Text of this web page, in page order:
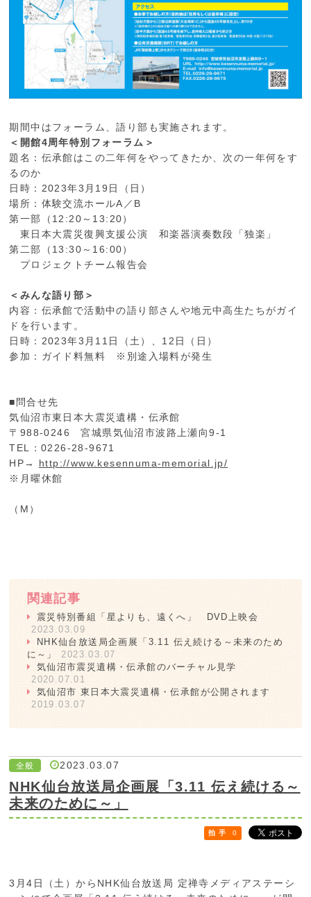
期間中はフォーラム、語り部も実施されます。
＜開館4周年特別フォーラム＞
題名：伝承館はこの二年何をやってきたか、次の一年何をす
るのか
日時：2023年3月19日（日）
場所：体験交流ホールA／B
第一部（12:20～13:20）
東日本大震災復興支援公演 和楽器演奏数段「独楽」
第二部（13:30～16:00）
プロジェクトチーム報告会
＜みんな語り部＞
内容：伝承館で活動中の語り部さんや地元中高生たちがガイ
ドを行います。
日時：2023年3月11日（土）、12日（日）
参加：ガイド料無料 ※別途入場料が発生
■問合せ先
気仙沼市東日本大震災遺構・伝承館
〒988-0246 宮城県気仙沼市波路上瀬向9-1
TEL：0226-28-9671
HP→ http://www.kesennuma-memorial.jp/
※月曜休館
（M）
関連記事
震災特別番組「星よりも、遠くへ」 DVD上映会
2023.03.09
NHK仙台放送局企画展「3.11 伝え続ける～未来のため
に～」
2023.03.07
気仙沼市震災遺構・伝承館のバーチャル見学
2020.07.01
気仙沼市 東日本大震災遺構・伝承館が公開されます
2019.03.07
全般 2023.03.07
NHK仙台放送局企画展「3.11 伝え続ける～
未来のために～」
拍 手 0
3月4日（土）からNHK仙台放送局 定禅寺メディアステーシ